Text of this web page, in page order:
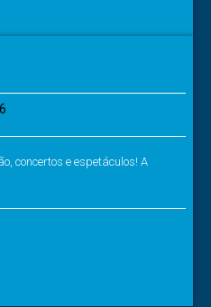
concertos e espetáculos! A